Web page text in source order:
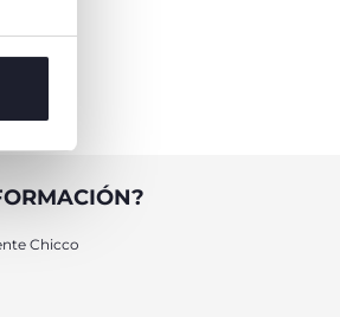
cómodo para el cambio de
proporciona una superficie suave y
bañeras para bebés y recién
portátiles de bebé de los más
todo tipo. Las bañeras para la
Chicco